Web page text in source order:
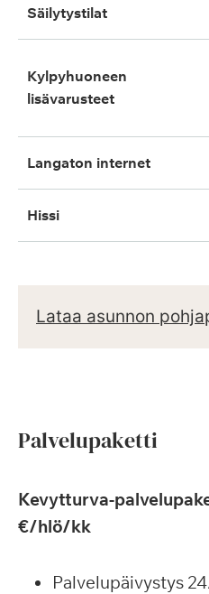
säilytystilat
kylpyhuoneen
lisävarusteet
langaton internet
hissi
Lataa asunnon
Palvelupaketti
Kevytturva-
€/hlö/kk
Palvelupäivystys